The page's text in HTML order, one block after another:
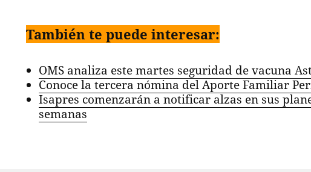
También te puede interesar:
OMS analiza este martes seguridad de vacuna
Conoce la tercera nómina del Aporte Familiar
Isapres comenzarán a notificar alzas en sus
semanas